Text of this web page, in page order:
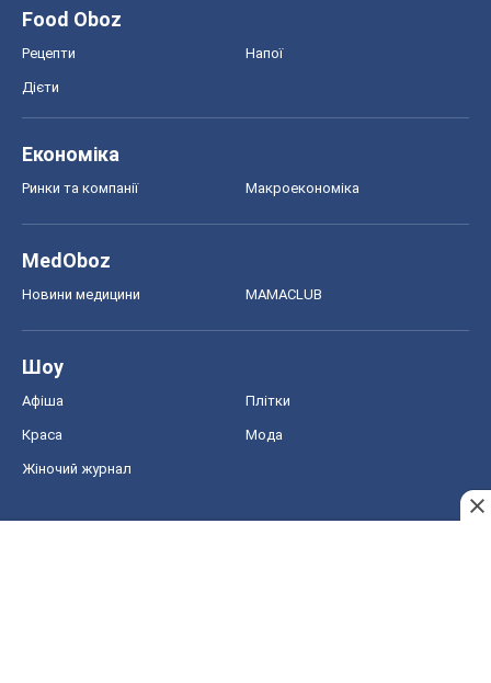
Food Oboz
Рецепти Напої
Дієти
Економіка
Ринки та компанії Макроекономіка
MedOboz
Новини медицини MAMACLUB
Шоу
Афіша Плітки
Краса Мода
Жіночий журнал